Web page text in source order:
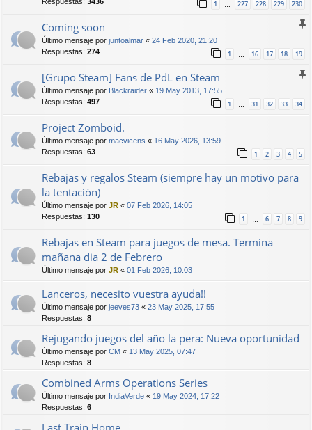
1 227 228 229 230
Coming soon
Último mensaje por juntoalmar « 24 Feb 2020, 21:20
Respuestas: 274 1 16 17 18 19
[Grupo Steam] Fans de PdL en Steam
Último mensaje por Blackraider « 19 May 2013, 17:55
Respuestas: 497 1 31 32 33 34
Project Zomboid.
Último mensaje por macvicens « 16 May 2026, 13:59
Respuestas: 63 1 2 3 4 5
Rebajas y regalos Steam (siempre hay un motivo para
la tentación)
Último mensaje por JR « 07 Feb 2026, 14:05
Respuestas: 130 1 … 6 7 8 9
Rebajas en Steam para juegos de mesa. Termina
mañana dia 2 de Febrero
Último mensaje por JR « 01 Feb 2026, 10:03
Lanceros, necesito vuestra ayuda!!
Último mensaje por jeeves73 « 23 May 2025, 17:55
Respuestas: 8
Rejugando juegos del año la pera: Nueva oportunidad
Último mensaje por CM « 13 May 2025, 07:47
Respuestas: 8
Combined Arms Operations Series
Último mensaje por IndiaVerde « 19 May 2024, 17:22
Respuestas: 6